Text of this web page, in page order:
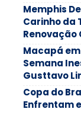
Memphis
Carinho da
Macapá
Semana
Gusttavo
Copa do
Enfrentam